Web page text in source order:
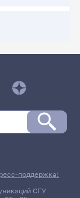
поддержка:
СГУ